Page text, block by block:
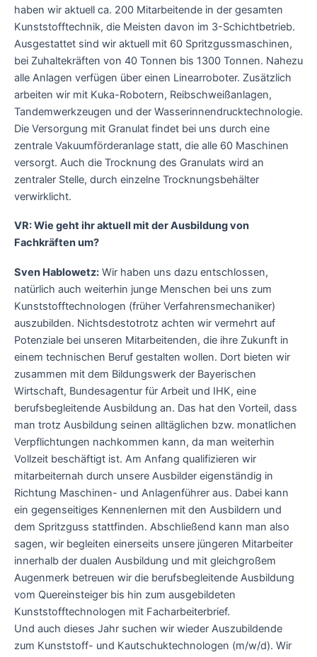
haben wir aktuell ca. 200 Mitarbeitende in der gesamten
Kunststofftechnik, die Meisten davon im 3-Schichtbetrieb.
Ausgestattet sind wir aktuell mit 60 Spritzgussmaschinen,
bei Zuhaltekräften von 40 Tonnen bis 1300 Tonnen. Nahezu
alle Anlagen verfügen über einen Linearroboter. Zusätzlich
arbeiten wir mit Kuka-Robotern, Reibschweißanlagen,
Tandemwerkzeugen und der Wasserinnendrucktechnologie.
Die Versorgung mit Granulat findet bei uns durch eine
zentrale Vakuumförderanlage statt, die alle 60 Maschinen
versorgt. Auch die Trocknung des Granulats wird an
zentraler Stelle, durch einzelne Trocknungsbehälter
verwirklicht.
VR: Wie geht ihr aktuell mit der Ausbildung von
Fachkräften um?
Sven Hablowetz: Wir haben uns dazu entschlossen,
natürlich auch weiterhin junge Menschen bei uns zum
Kunststofftechnologen (früher Verfahrensmechaniker)
auszubilden. Nichtsdestotrotz achten wir vermehrt auf
Potenziale bei unseren Mitarbeitenden, die ihre Zukunft in
einem technischen Beruf gestalten wollen. Dort bieten wir
zusammen mit dem Bildungswerk der Bayerischen
Wirtschaft, Bundesagentur für Arbeit und IHK, eine
berufsbegleitende Ausbildung an. Das hat den Vorteil, dass
man trotz Ausbildung seinen alltäglichen bzw. monatlichen
Verpflichtungen nachkommen kann, da man weiterhin
Vollzeit beschäftigt ist. Am Anfang qualifizieren wir
mitarbeiternah durch unsere Ausbilder eigenständig in
Richtung Maschinen- und Anlagenführer aus. Dabei kann
ein gegenseitiges Kennenlernen mit den Ausbildern und
dem Spritzguss stattfinden. Abschließend kann man also
sagen, wir begleiten einerseits unsere jüngeren Mitarbeiter
innerhalb der dualen Ausbildung und mit gleichgroßem
Augenmerk betreuen wir die berufsbegleitende Ausbildung
vom Quereinsteiger bis hin zum ausgebildeten
Kunststofftechnologen mit Facharbeiterbrief.
Und auch dieses Jahr suchen wir wieder Auszubildende
zum Kunststoff- und Kautschuktechnologen (m/w/d). Wir